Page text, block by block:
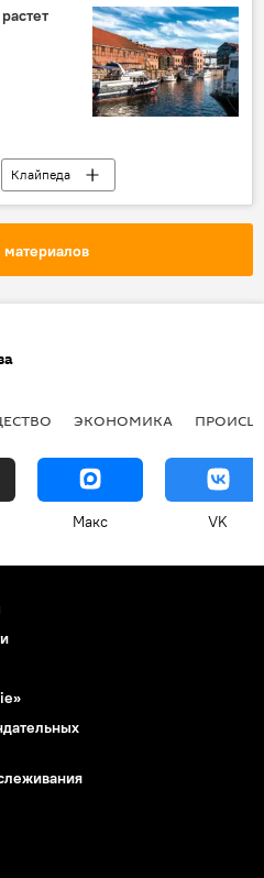
Клайпеда
ЭКОНОМИКА
Макс VK